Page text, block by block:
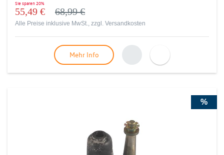
Sie sparen20%
55,49 € 68,99 €
Alle Preise inklusive MwSt., zzgl. Versandkosten
Mehr Info
%